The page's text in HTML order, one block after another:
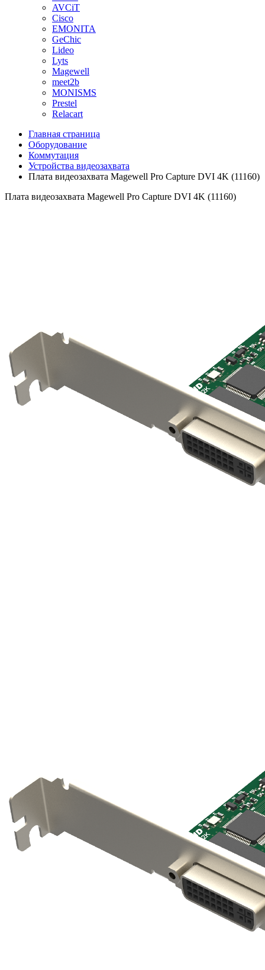
AVCiT
Cisco
EMONITA
GeChic
Lideo
Lyts
Magewell
meet2b
MONISMS
Prestel
Relacart
Главная страница
Оборудование
Коммутация
Устройства видеозахвата
Плата видеозахвата Magewell Pro Capture DVI 4K (11160)
Плата видеозахвата Magewell Pro Capture DVI 4K (11160)